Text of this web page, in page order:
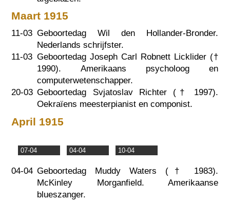
Maart 1915
11-03 Geboortedag Wil den Hollander-Bronder.
Nederlands schrijfster.
11-03 Geboortedag Joseph Carl Robnett Licklider (†
1990). Amerikaans psycholoog en
computerwetenschapper.
20-03 Geboortedag Svjatoslav Richter († 1997).
Oekraïens meesterpianist en componist.
April 1915
07-04 04-04 10-04
04-04 Geboortedag Muddy Waters († 1983).
McKinley Morganfield. Amerikaanse
blueszanger.